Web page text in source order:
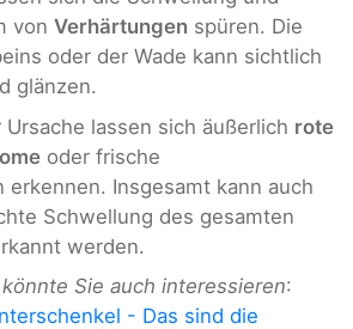
von Verhärtungen spüren. Die
oder der Wade kann sichtlich
glänzen.
lassen sich äußerlich rote
oder frische
erkennen. Insgesamt kann auch
Schwellung des gesamten
werden.
Sie auch interessieren:
- Das sind die